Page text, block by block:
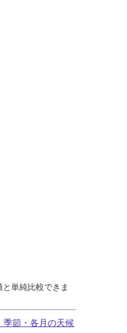
単純比較できま
季節・各月の天候